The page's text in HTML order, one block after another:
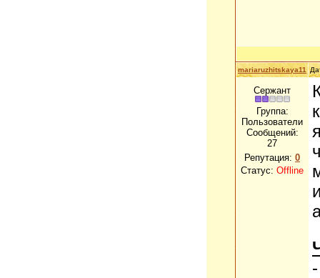
mariaruzhitskaya11
Сержант
Группа:
Пользователи
Сообщений:
27
Репутация: 0
Статус: Offline